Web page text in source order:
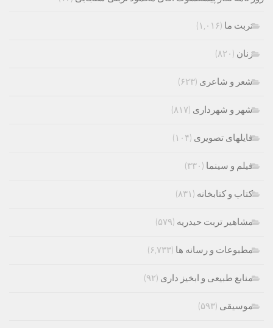
تربت ما (۱,۰۱۶)
زنان (۸۲۰)
شعر و شاعری (۶۲۳)
شهر و شهرداری (۸۱۷)
فایلهای تصویری (۱۰۴)
فیلم و سینما (۳۳۰)
کتاب و کتابخانه (۸۳۱)
مشاهیر تربت حیدریه (۵۷۹)
مطبوعات و رسانه ها (۶,۷۳۳)
منابع طبیعی و ابخیز داری (۹۲)
موسیقی (۵۹۳)